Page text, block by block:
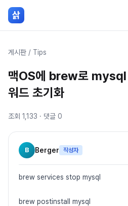
본문 바로가기
삵
게시판 / Tips
맥OS에 brew로 mysql
워드 초기화
조회 1,133 · 댓글 0
B Berger 작성자
brew services stop mysql
brew postinstall mysql